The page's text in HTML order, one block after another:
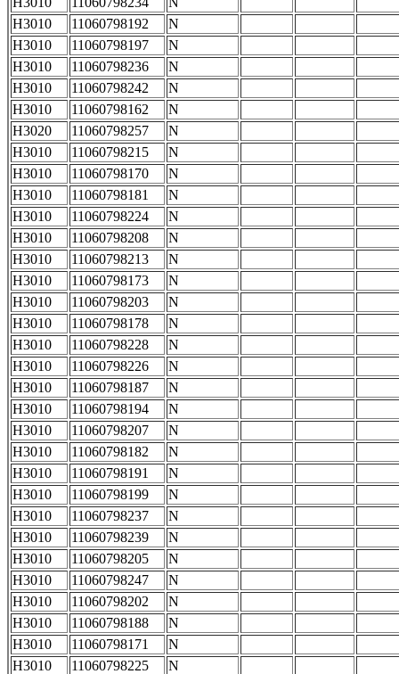
H3010
11060798192
N
H3010
11060798197
N
H3010
11060798236
N
H3010
11060798242
N
H3010
11060798162
N
H3020
11060798257
N
H3010
11060798215
N
H3010
11060798170
N
H3010
11060798181
N
H3010
11060798224
N
H3010
11060798208
N
H3010
11060798213
N
H3010
11060798173
N
H3010
11060798203
N
H3010
11060798178
N
H3010
11060798228
N
H3010
11060798226
N
H3010
11060798187
N
H3010
11060798194
N
H3010
11060798207
N
H3010
11060798182
N
H3010
11060798191
N
H3010
11060798199
N
H3010
11060798237
N
H3010
11060798239
N
H3010
11060798205
N
H3010
11060798247
N
H3010
11060798202
N
H3010
11060798188
N
H3010
11060798171
N
H3010
11060798225
N